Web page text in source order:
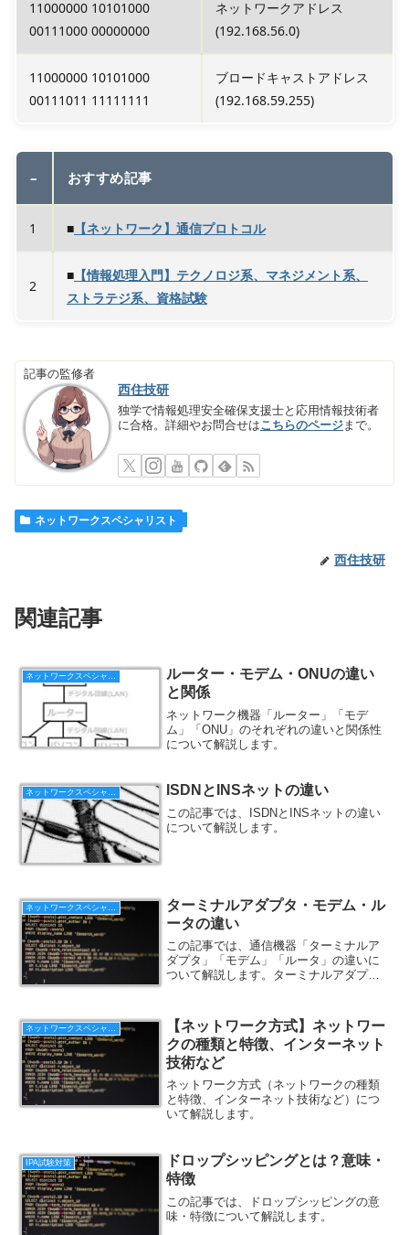
11000000 10101000
00111000 00000000
ネットワークアドレス
(192.168.56.0)
11000000 10101000
00111011 11111111
ブロードキャストアドレス
(192.168.59.255)
– おすすめ記事
1 ■ 【ネットワーク】通信プロトコル
2
■ 【情報処理入門】テクノロジ系、マネジメント系、
ストラテジ系、資格試験
記事の監修者
西住技研
独学で情報処理安全確保支援士と応用情報技術者
に合格。詳細やお問合せはこちらのページまで。
ネットワークスペシャリスト
西住技研
関連記事
ネットワークスペシャリスト
ルーター・モデム・ONUの違い
と関係
ネットワーク機器「ルーター」「モデ
ム」「ONU」のそれぞれの違いと関係性
について解説します。
ネットワークスペシャリスト ISDNとINSネットの違い
この記事では、ISDNとINSネットの違い
について解説します。
ターミナルアダプタ・モデム・ル
ータの違い
この記事では、通信機器「ターミナルア
ダプタ」「モデム」「ルータ」の違いに
ついて解説します。ターミナルアダプ
使用する通信回線の種類が異なります。
<h3>ターミナルアダプタ...
ネットワークスペシャリスト
【ネットワーク方式】ネットワー
クの種類と特徴、インターネット
技術など
ネットワーク方式（ネットワークの種類
と特徴、インターネット技術など）につ
いて解説します。
IPA試験対策
ドロップシッピングとは？意味・
特徴
この記事では、ドロップシッピングの意
味・特徴について解説します。